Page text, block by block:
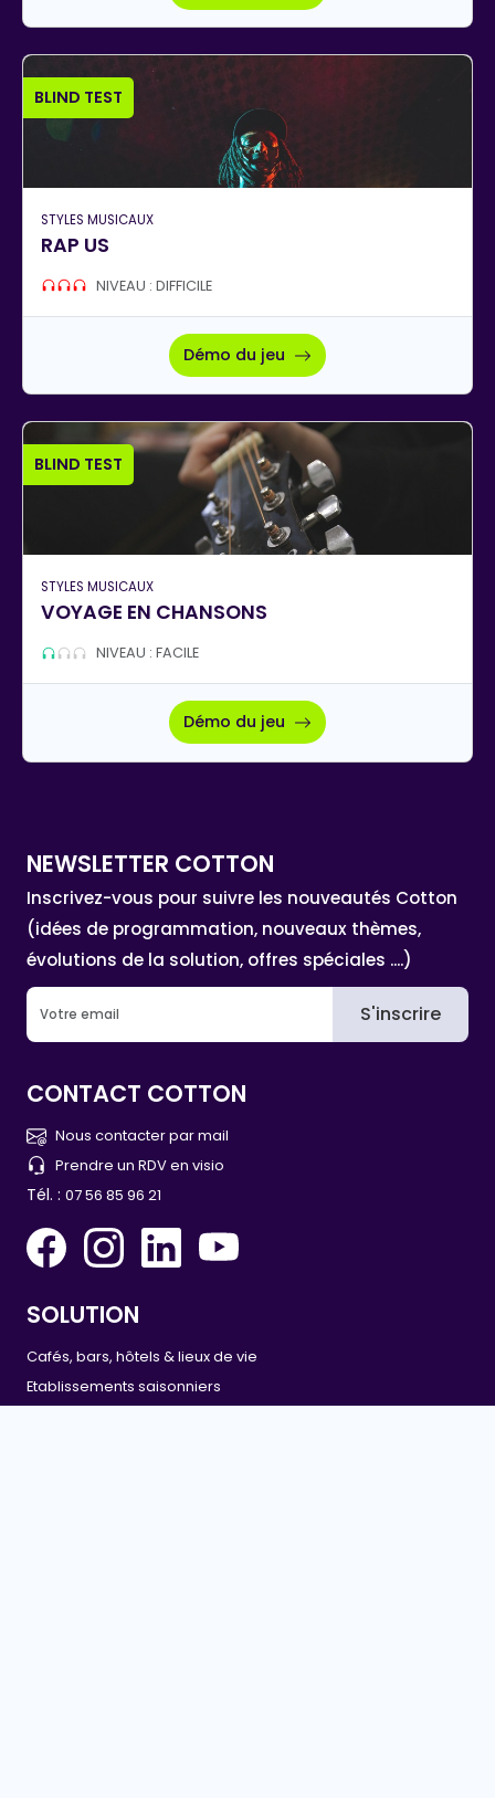
BLIND TEST
STYLES MUSICAUX
RAP US
NIVEAU : DIFFICILE
Démo du jeu
BLIND TEST
STYLES MUSICAUX
VOYAGE EN CHANSONS
NIVEAU : FACILE
Démo du jeu
NEWSLETTER COTTON
Inscrivez-vous pour suivre les nouveautés Cotton
(idées de programmation, nouveaux thèmes,
évolutions de la solution, offres spéciales ....)
S'inscrire
CONTACT COTTON
Nous contacter par mail
Prendre un RDV en visio
Tél. : 07 56 85 96 21
SOLUTION
Cafés, bars, hôtels & lieux de vie
Etablissements saisonniers